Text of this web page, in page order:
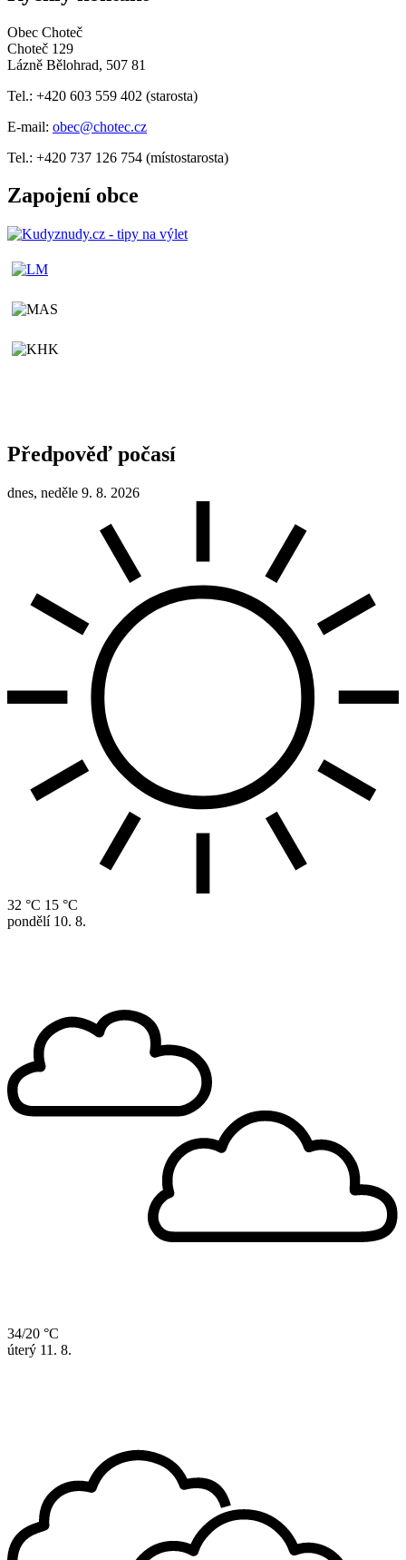
Obec Choteč
Choteč 129
Lázně Bělohrad, 507 81
Tel.: +420 603 559 402 (starosta)
E-mail: obec@chotec.cz
Tel.: +420 737 126 754 (místostarosta)
Zapojení obce
Předpověď počasí
dnes, neděle 9. 8. 2026
32 °C 15 °C
pondělí 10. 8.
34/20 °C
úterý 11. 8.